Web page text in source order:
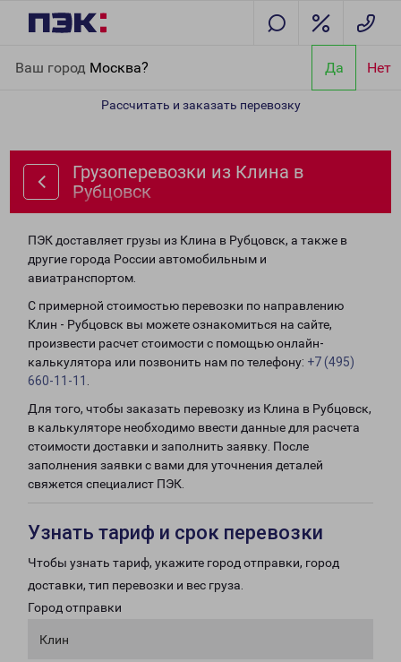
Ваш город Москва? Да Нет
Рассчитать и заказать перевозку
Грузоперевозки из Клина в
Рубцовск
ПЭК доставляет грузы из Клина в Рубцовск, а также в
другие города России автомобильным и
авиатранспортом.
С примерной стоимостью перевозки по направлению
Клин - Рубцовск вы можете ознакомиться на сайте,
произвести расчет стоимости с помощью онлайн-
калькулятора или позвонить нам по телефону: +7 (495)
660-11-11
Для того, чтобы заказать перевозку из Клина в Рубцовск,
в калькуляторе необходимо ввести данные для расчета
стоимости доставки и заполнить заявку. После
заполнения заявки с вами для уточнения деталей
свяжется специалист ПЭК.
Узнать тариф и срок перевозки
Чтобы узнать тариф, укажите город отправки, город
доставки, тип перевозки и вес груза.
Город отправки
Клин